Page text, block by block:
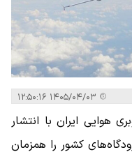
هوایی ایران با انتشار
کشور را همزمان